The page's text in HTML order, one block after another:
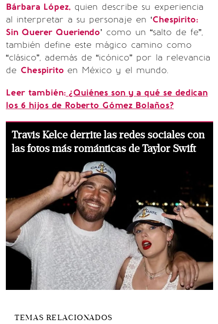
Bárbara López, quien describe su experiencia
al interpretar a su personaje en ‘Chespirito:
Sin Querer Queriendo’ como un “salto de fe”,
también define este mágico camino como
“clásico”, además de “icónico” por la relevancia
de Chespirito en México y el mundo.
Leer también: ¿Quiénes son y a qué se dedican
los 6 hijos de Roberto Gómez Bolaños?
Travis Kelce derrite las redes sociales con
las fotos más románticas de Taylor Swift
TEMAS RELACIONADOS